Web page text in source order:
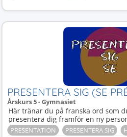
PRESENTERA SIG (SE
Årskurs 5 - Gymnasiet
Här tränar du på franska ord som
presentera dig framför en ny
PRESENTATION PRESENTERA SIG